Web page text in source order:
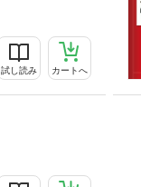
試し読み カートへ